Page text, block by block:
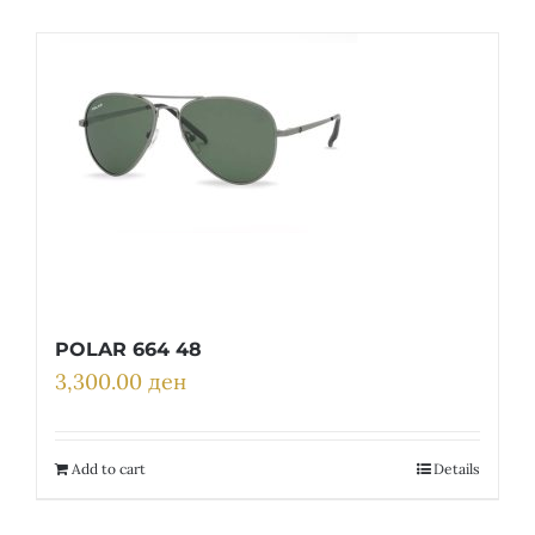
POLAR 664 48
3,300.00 ден
Add to cart Details